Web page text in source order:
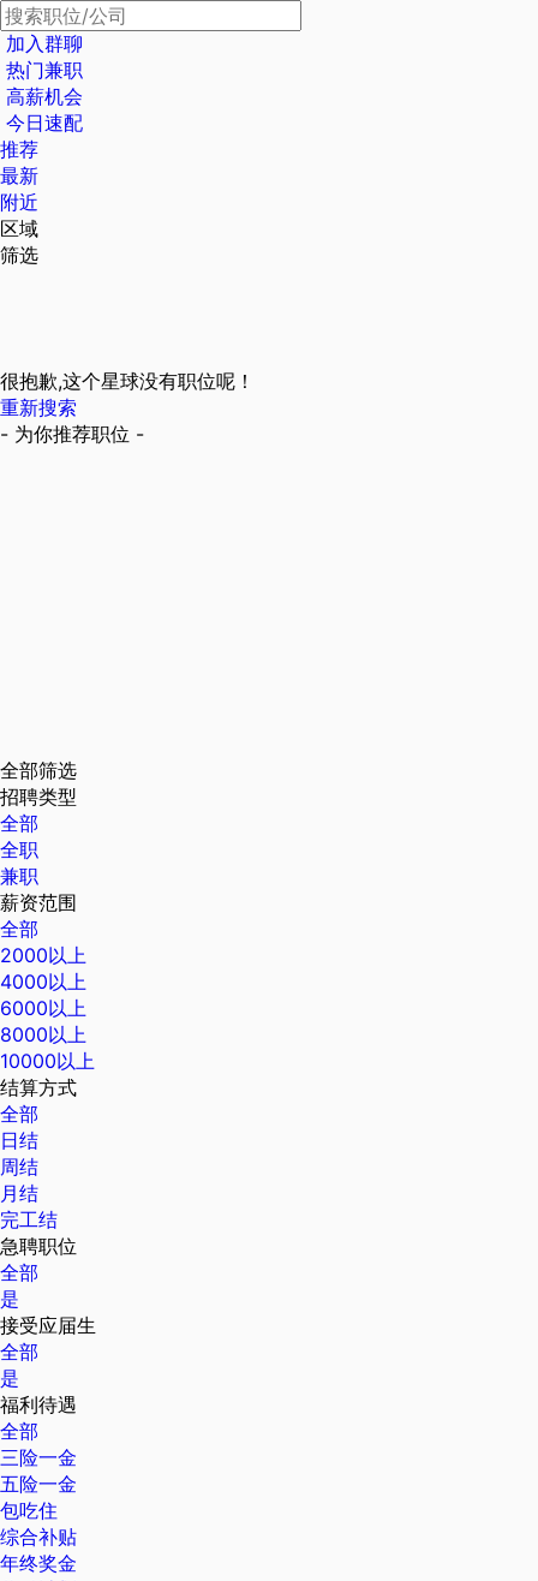
加入群聊
热门兼职
高薪机会
今日速配
推荐
最新
附近
区域
筛选
很抱歉,这个星球没有职位呢！
重新搜索
- 为你推荐职位 -
全部筛选
招聘类型
全部
全职
兼职
薪资范围
全部
2000以上
4000以上
6000以上
8000以上
10000以上
结算方式
全部
日结
周结
月结
完工结
急聘职位
全部
是
接受应届生
全部
是
福利待遇
全部
三险一金
五险一金
包吃住
综合补贴
年终奖金